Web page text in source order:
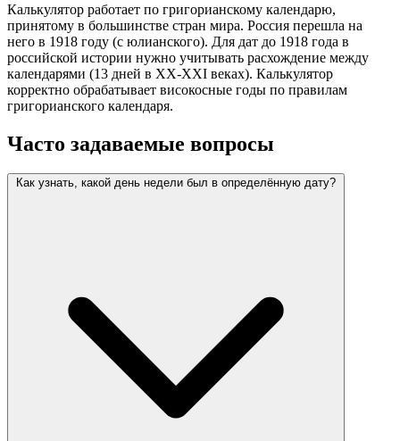
Калькулятор работает по григорианскому календарю,
принятому в большинстве стран мира. Россия перешла на
него в 1918 году (с юлианского). Для дат до 1918 года в
российской истории нужно учитывать расхождение между
календарями (13 дней в XX-XXI веках). Калькулятор
корректно обрабатывает високосные годы по правилам
григорианского календаря.
Часто задаваемые вопросы
Как узнать, какой день недели был в определённую дату?